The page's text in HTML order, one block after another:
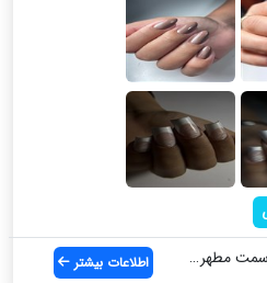
نرس... اطلاعات بیشتر